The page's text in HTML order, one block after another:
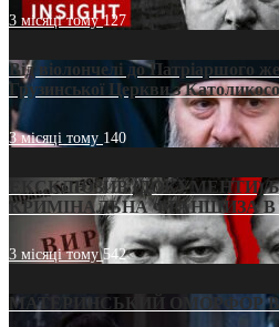
3 місяці тому127
Від віолончелі до Патріаршого
Грузинської Церкви з
3 місяці тому 140
ЕКСКЛЮЗИВ (ДОКУМЕНТИ)/
КРИМІНАЛЬНА ФРАНШИЗА
3 місяці тому542
МАТЕРИНСЬКИЙ ОМОРФОР В